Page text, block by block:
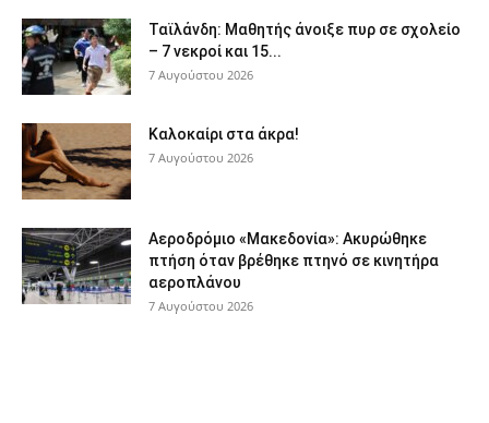
Ταϊλάνδη: Μαθητής άνοιξε πυρ σε σχολείο
– 7 νεκροί και 15...
7 Αυγούστου 2026
Καλοκαίρι στα άκρα!
7 Αυγούστου 2026
Αεροδρόμιο «Μακεδονία»: Ακυρώθηκε
πτήση όταν βρέθηκε πτηνό σε κινητήρα
αεροπλάνου
7 Αυγούστου 2026